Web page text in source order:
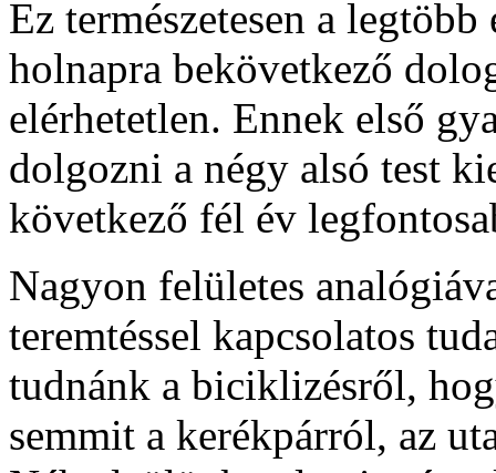
Ez természetesen a
holnapra bekövetkező
elérhetetlen. Ennek első
dolgozni a négy alsó test
következő fél év
Nagyon felületes
teremtéssel kapcsolatos
tudnánk a biciklizésről,
semmit a kerékpárról, az